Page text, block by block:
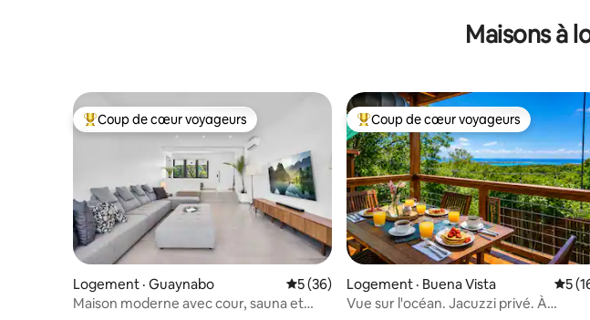
Maisons à
Coup de cœur voyageurs parmi les plus aimés
Coup de cœur voyageurs
Logement · Guaynabo Note moyenne de 5 sur 5, 36 commentaires
5 (36)
Maison moderne avec cour, sauna et
Coup de cœur voyageurs parmi les
Coup de cœur voyageurs
Logement · Buena Vista Note
5
Vue sur l'océan. Jacuzzi privé. À